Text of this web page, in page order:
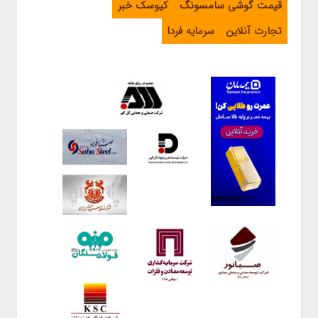
قیمت گوشی سامسونگ
کیوسک خبر
تجارت آنلاین
سرمایه فردا